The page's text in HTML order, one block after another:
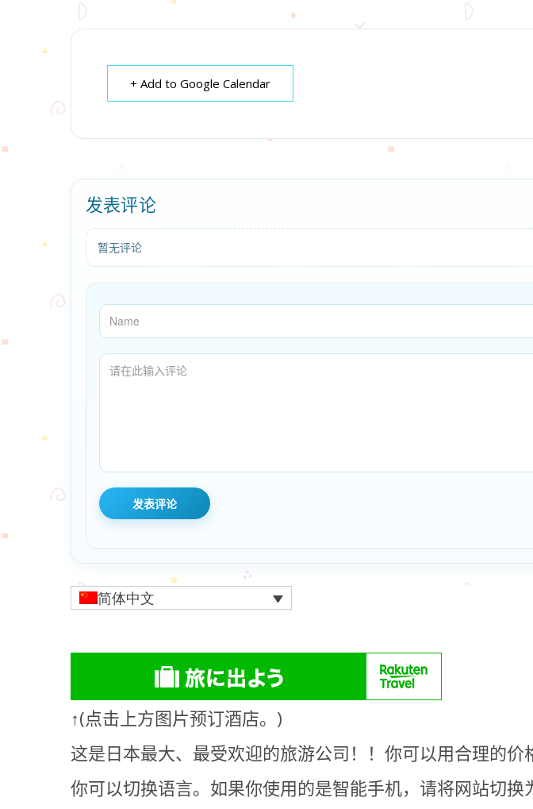
+ Add to Google Calendar
发表评论
暂无评论
简体中文
↑(点击上方图片预订酒店。)
这是日本最大、最受欢迎的旅游公司！！你可以用合理的
你可以切换语言。如果你使用的是智能手机，请将网站切换